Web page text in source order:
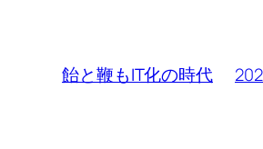
飴と鞭もIT化の時代